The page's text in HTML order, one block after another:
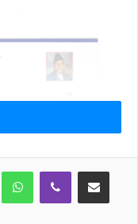
WhatsAppViber Share via Email